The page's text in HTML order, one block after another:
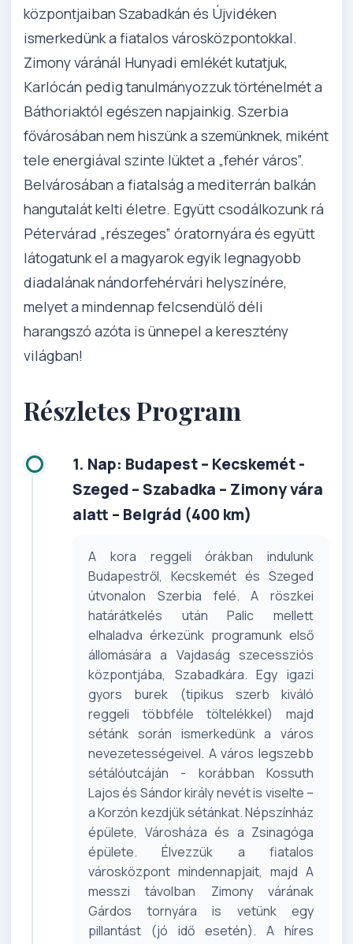
központjaiban Szabadkán és Újvidéken
ismerkedünk a fiatalos városközpontokkal.
Zimony váránál Hunyadi emlékét kutatjuk,
Karlócán pedig tanulmányozzuk történelmét a
Báthoriaktól egészen napjainkig. Szerbia
fővárosában nem hiszünk a szemünknek, miként
tele energiával szinte lüktet a „fehér város”.
Belvárosában a fiatalság a mediterrán balkán
hangutalát kelti életre. Együtt csodálkozunk rá
Pétervárad „részeges” óratornyára és együtt
látogatunk el a magyarok egyik legnagyobb
diadalának nándorfehérvári helyszínére,
melyet a mindennap felcsendülő déli
harangszó azóta is ünnepel a keresztény
világban!
Részletes Program
1. Nap: Budapest – Kecskemét -
Szeged – Szabadka – Zimony vára
alatt – Belgrád (400 km)
A kora reggeli órákban indulunk
Budapestről, Kecskemét és Szeged
útvonalon Szerbia felé. A röszkei
határátkelés után Palic mellett
elhaladva érkezünk programunk első
állomására a Vajdaság szecessziós
központjába, Szabadkára. Egy igazi
gyors burek (tipikus szerb kiváló
reggeli többféle töltelékkel) majd
sétánk során ismerkedünk a város
nevezetességeivel. A város legszebb
sétálóutcáján - korábban Kossuth
Lajos és Sándor király nevét is viselte –
a Korzón kezdjük sétánkat. Népszínház
épülete, Városháza és a Zsinagóga
épülete. Élvezzük a fiatalos
városközpont mindennapjait, majd A
messzi távolban Zimony várának
Gárdos tornyára is vetünk egy
pillantást (jó idő esetén). A híres